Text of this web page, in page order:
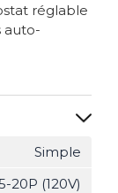
réglable
auto-
Simple
20P (120V)